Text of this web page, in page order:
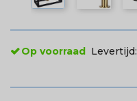
Op voorraad Levertijd: